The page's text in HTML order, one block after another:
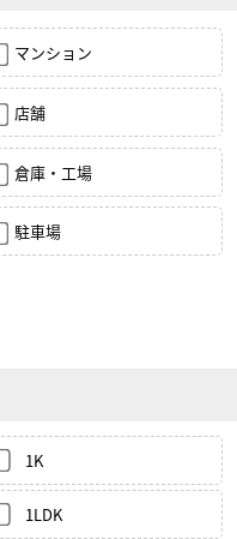
マンション
店舗
倉庫・工場
駐車場
1K
1LDK